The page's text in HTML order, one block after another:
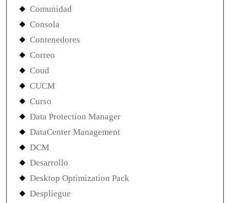
Comunidad
Consola
Contenedores
Correo
Coud
CUCM
Curso
Data Protection Manager
DataCenter Management
DCM
Desarrollo
Desktop Optimization Pack
Despliegue